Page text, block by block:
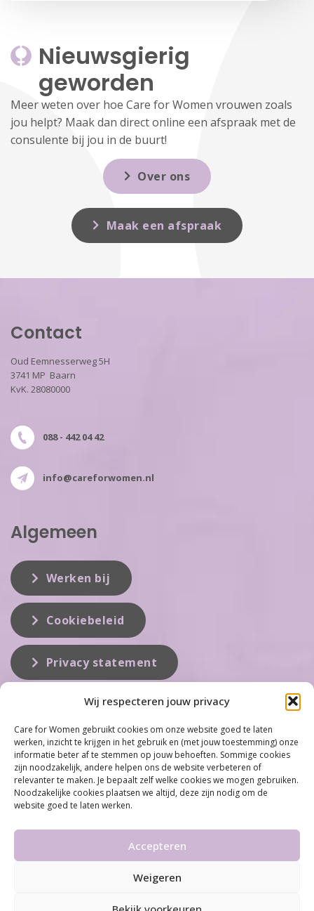
Wij respecteren jouw privacy
Care for Women gebruikt cookies om onze website goed te laten
werken, inzicht te krijgen in het gebruik en (met jouw toestemming) onze
informatie beter af te stemmen op jouw behoeften. Sommige cookies
zijn noodzakelijk, andere helpen ons de website verbeteren of
relevanter te maken. Je bepaalt zelf welke cookies we mogen gebruiken.
Noodzakelijke cookies plaatsen we altijd, deze zijn nodig om de
website goed te laten werken.
Accepteren
Weigeren
Nieuwsgierig
geworden
Meer weten over hoe Care for Women vrouwen zoals
jou helpt? Maak dan direct online een afspraak met de
consulente bij jou in de buurt!
Over ons
Maak een afspraak
Contact
Oud Eemnesserweg 5H
3741 MP Baarn
KvK. 28080000
088 - 442 04 42
info@careforwomen.nl
Algemeen
Werken bij
Cookiebeleid
Privacy statement
Care for Women is de eerste organisatie die zich inzet op het gebied
van hormonale problemen bij vrouwen. Met ruim 100 locaties
behoort Care for Women tot één van de grootste organisaties op dit
vakgebied...
voorwaarden & Privacy statement